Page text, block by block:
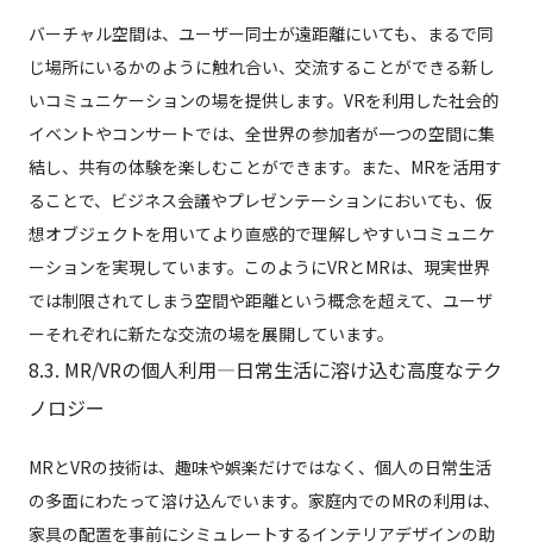
バーチャル空間は、ユーザー同士が遠距離にいても、まるで同
じ場所にいるかのように触れ合い、交流することができる新し
いコミュニケーションの場を提供します。VRを利用した社会的
イベントやコンサートでは、全世界の参加者が一つの空間に集
結し、共有の体験を楽しむことができます。また、MRを活用す
ることで、ビジネス会議やプレゼンテーションにおいても、仮
想オブジェクトを用いてより直感的で理解しやすいコミュニケ
ーションを実現しています。このようにVRとMRは、現実世界
では制限されてしまう空間や距離という概念を超えて、ユーザ
ーそれぞれに新たな交流の場を展開しています。
8.3. MR/VRの個人利用—日常生活に溶け込む高度なテク
ノロジー
MRとVRの技術は、趣味や娯楽だけではなく、個人の日常生活
の多面にわたって溶け込んでいます。家庭内でのMRの利用は、
家具の配置を事前にシミュレートするインテリアデザインの助